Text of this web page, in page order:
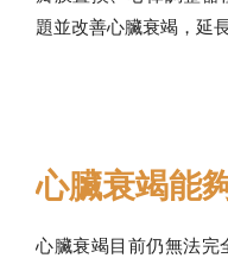
題並改善心臟衰竭，延
心臟衰竭能
心臟衰竭目前仍無法完